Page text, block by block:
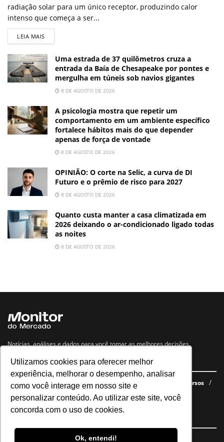
Utilizamos cookies para oferecer melhor
experiência, melhorar o desempenho, analisar
como você interage em nosso site e
personalizar conteúdo. Ao utilizar este site, você
concorda com o uso de cookies.
Ok, entendi!
radiação solar para um único receptor, produzindo calor
intenso que começa a ser...
LEIA MAIS
Uma estrada de 37 quilômetros cruza a
entrada da Baía de Chesapeake por pontes e
mergulha em túneis sob navios gigantes
8 DE AGOSTO DE 2026
A psicologia mostra que repetir um
comportamento em um ambiente específico
fortalece hábitos mais do que depender
apenas de força de vontade
8 DE AGOSTO DE 2026
OPINIÃO: O corte na Selic, a curva de DI
Futuro e o prêmio de risco para 2027
8 DE AGOSTO DE 2026
Quanto custa manter a casa climatizada em
2026 deixando o ar-condicionado ligado todas
as noites
8 DE AGOSTO DE 2026
Notícias, análises e dados para você tomar as melhores decisões.
Navegue no site
Últimas notícias Quem somos E-books gratuitos
Cursos
Política de privacidade